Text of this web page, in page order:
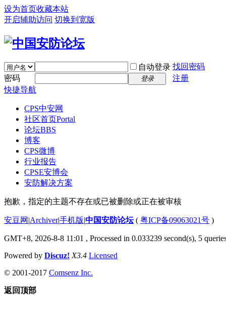
设为首页收藏本站
开启辅助访问 切换到宽版
自动登录 找回密码
密码
登录
注册
快捷导航
CPS中安网
社区首页Portal
论坛BBS
博客
CPS微博
行业报告
CPSE安博会
安防解决方案
抱歉，指定的主题不存在或已被删除或正在被审核
安豆网 |Archiver|手机版|中国安防论坛( 粤ICP备09063021号 )
GMT+8, 2026-8-8 11:01 , Processed in 0.033239 second(s), 5
Powered by Discuz! X3.4 Licensed
© 2001-2017 Comsenz Inc.
返回顶部